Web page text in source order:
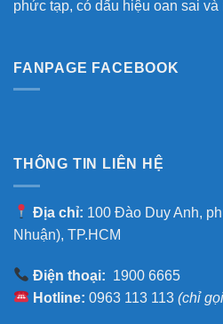
phức tạp, có dấu hiệu oan sai
FANPAGE FACEBOOK
THÔNG TIN LIÊN HỆ
Địa chỉ: 100 Đào Duy Anh,
Nhuận), TP.HCM
Điện thoại: 1900 6665
Hotline: 0963 113 113 (chỉ